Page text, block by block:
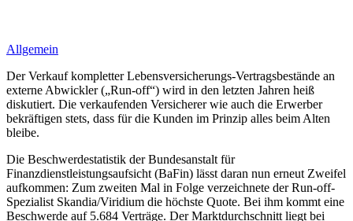
Allgemein
Der Verkauf kompletter Lebensversicherungs-Vertragsbestände an
externe Abwickler („Run-off“) wird in den letzten Jahren heiß
diskutiert. Die verkaufenden Versicherer wie auch die Erwerber
bekräftigen stets, dass für die Kunden im Prinzip alles beim Alten
bleibe.
Die Beschwerdestatistik der Bundesanstalt für
Finanzdienstleistungsaufsicht (BaFin) lässt daran nun erneut Zweifel
aufkommen: Zum zweiten Mal in Folge verzeichnete der Run-off-
Spezialist Skandia/Viridium die höchste Quote. Bei ihm kommt eine
Beschwerde auf 5.684 Verträge. Der Marktdurchschnitt liegt bei